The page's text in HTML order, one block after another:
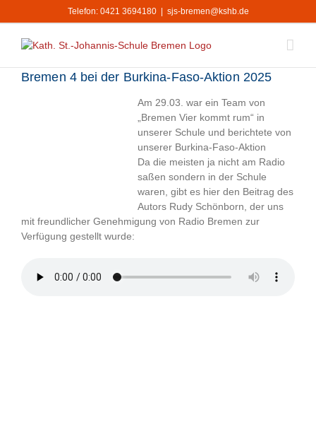
Inhalt
springen
Telefon: 0421 3694180 sjs-bremen@kshb.de
Bremen 4 bei der Burkina-Faso-Aktion 2025
Am 29.03. war ein Team von
„Bremen Vier kommt rum“ in
unserer Schule und berichtete von
unserer Burkina-Faso-Aktion
Da die meisten ja nicht am Radio
saßen sondern in der Schule
waren, gibt es hier den Beitrag des
Autors Rudy Schönborn, der uns
mit freundlicher Genehmigung von Radio Bremen zur
Verfügung gestellt wurde: